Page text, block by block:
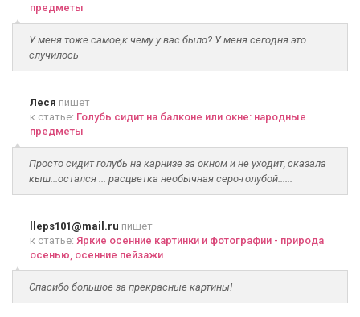
предметы
У меня тоже самое,к чему у вас было? У меня сегодня это
случилось
Леся пишет
к статье: Голубь сидит на балконе или окне: народные
предметы
Просто сидит голубь на карнизе за окном и не уходит, сказала
кыш...остался ... расцветка необычная серо-голубой......
lleps101@mail.ru пишет
к статье: Яркие осенние картинки и фотографии - природа
осенью, осенние пейзажи
Спасибо большое за прекрасные картины!